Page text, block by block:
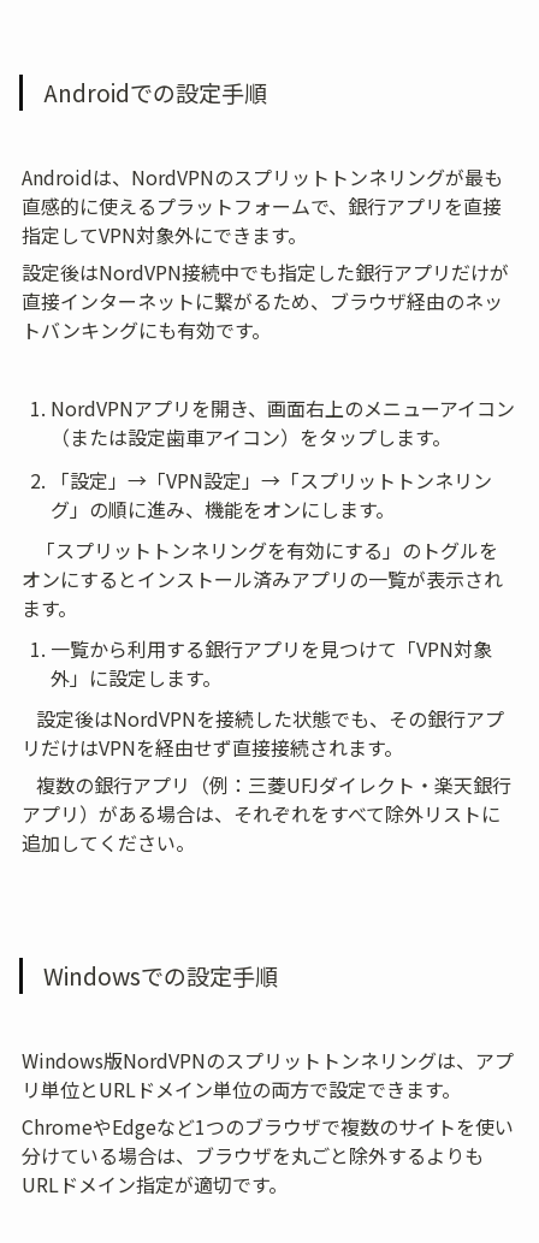
Androidでの設定手順
Androidは、NordVPNのスプリットトンネリングが最も
直感的に使えるプラットフォームで、銀行アプリを直接
指定してVPN対象外にできます。
設定後はNordVPN接続中でも指定した銀行アプリだけが
直接インターネットに繋がるため、ブラウザ経由のネッ
トバンキングにも有効です。
NordVPNアプリを開き、画面右上のメニューアイコン
（または設定歯車アイコン）をタップします。
「設定」→「VPN設定」→「スプリットトンネリン
グ」の順に進み、機能をオンにします。
オンにするとインストール済みアプリの一覧が表示され
ます。
一覧から利用する銀行アプリを見つけて「VPN対象
外」に設定します。
リだけはVPNを経由せず直接接続されます。
   複数の銀行アプリ（例：三菱UFJダイレクト・楽天銀行
アプリ）がある場合は、それぞれをすべて除外リストに
追加してください。
Windowsでの設定手順
Windows版NordVPNのスプリットトンネリングは、アプ
リ単位とURLドメイン単位の両方で設定できます。
ChromeやEdgeなど1つのブラウザで複数のサイトを使い
分けている場合は、ブラウザを丸ごと除外するよりも
URLドメイン指定が適切です。